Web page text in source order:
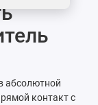
абсолютной
контакт с